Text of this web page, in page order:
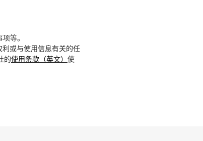
等。
或与使用信息有关的任
的使用条款（英文） 使